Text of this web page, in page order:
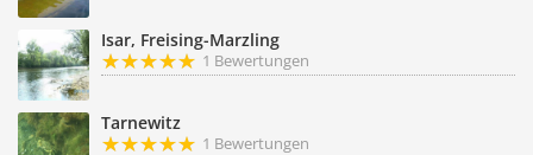
Isar, Freising-Marzling
1 Bewertungen
Tarnewitz
1 Bewertungen